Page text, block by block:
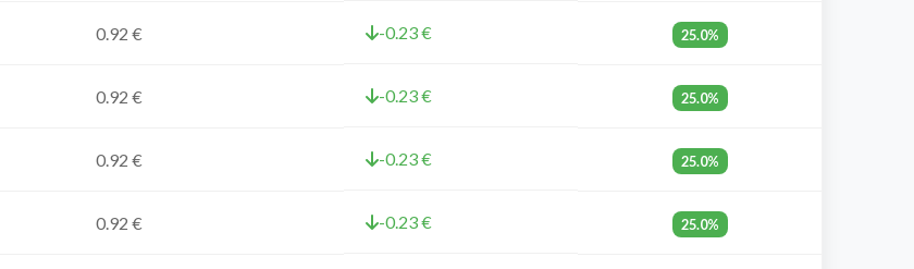
0.92 € -0.23 € 25.0%
0.92 € -0.23 € 25.0%
0.92 € -0.23 € 25.0%
0.92 € -0.23 € 25.0%